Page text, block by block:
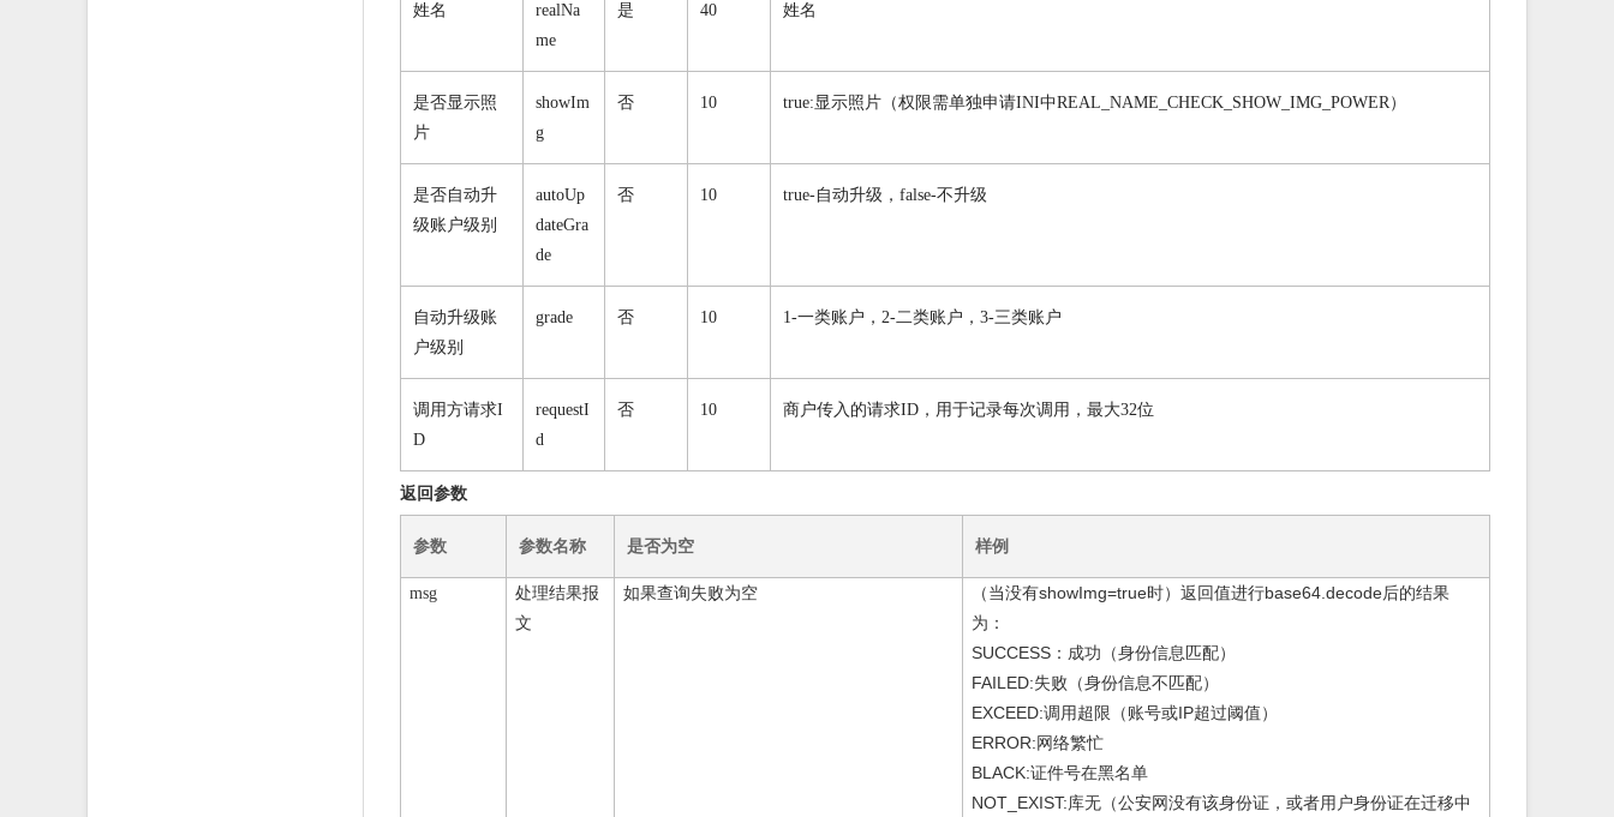
姓名
realNa
me
是 40 姓名
是否显示照
片
showIm
g
否 10 true:显示照片（权限需单独申请INI中REAL_NAME_CHECK_SHOW_IMG_POWER）
是否自动升
级账户级别
autoUp
dateGra
de
否 10 true-自动升级，false-不升级
自动升级账
户级别
grade 否 10 1-一类账户，2-二类账户，3-三类账户
调用方请求I
D
requestI
d
否 10 商户传入的请求ID，用于记录每次调用，最大32位
返回参数
参数 参数名称 是否为空 样例
msg
处理结果报
文
如果查询失败为空
（当没有showImg=true时）返回值进行base64.decode后的结果
为：
SUCCESS：成功（身份信息匹配）
FAILED:失败（身份信息不匹配）
EXCEED:调用超限（账号或IP超过阈值）
ERROR:网络繁忙
BLACK:证件号在黑名单
NOT_EXIST:库无（公安网没有该身份证，或者用户身份证在迁移中